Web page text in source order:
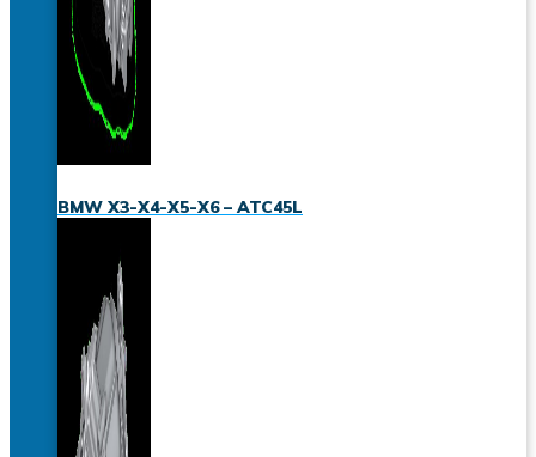
BMW X3-X4-X5-X6 – ATC45L